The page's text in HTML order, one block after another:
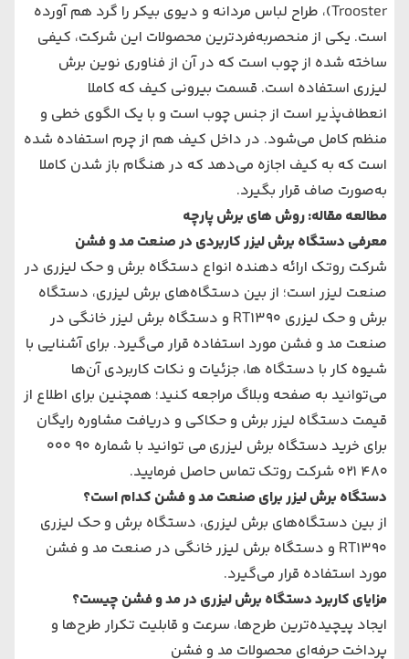
Trooster)، طراح لباس مردانه و دیوی بیکر را گرد هم آورده
است. یکی از منحصربه‌فردترین محصولات این شرکت، کیفی
ساخته شده از چوب است که در آن از فناوری نوین برش
لیزری استفاده است. قسمت بیرونی کیف که کاملا
انعطاف‌پذیر است از جنس چوب است و با یک الگوی خطی و
منظم کامل می‌‌‌شود. در داخل کیف هم از چرم استفاده شده
است که به کیف اجازه می‌‌‌دهد که در هنگام باز شدن کاملا
به‌صورت صاف قرار بگیرد.
مطالعه مقاله:روش های برش پارچه
معرفی دستگاه برش لیزر کاربردی در صنعت مد و فشن
شرکت روتک ارائه دهنده انواع دستگاه برش و حک لیزری در
صنعت لیزر است؛ از بین دستگاه‌های برش لیزری، دستگاه
برش و حک لیزری RT1390 و دستگاه برش لیزر خانگی در
صنعت مد و فشن مورد استفاده قرار می‌گیرد. برای آشنایی با
شیوه کار با دستگاه ها، جزئیات و نکات کاربردی آن‌ها
می‌توانید به صفحه وبلاگ مراجعه کنید؛ همچنین برای اطلاع از
قیمت دستگاه لیزر برش و حکاکی و دریافت مشاوره رایگان
برای خرید دستگاه برش لیزری می توانید با شماره
90 000
480 021 شرکت روتک
تماس حاصل فرمایید.
دستگاه برش لیزر برای صنعت مد و فشن کدام است؟
از بین دستگاه‌های برش لیزری، دستگاه برش و حک لیزری
RT1390 و دستگاه برش لیزر خانگی در صنعت مد و فشن
مورد استفاده قرار می‌گیرد.
مزایای کاربرد دستگاه برش لیزری در مد و فشن چیست؟
ایجاد پیچیده‌ترین طرح‌ها، سرعت و قابلیت تکرار طرح‌ها و
پرداخت حرفه‌ای محصولات مد و فشن